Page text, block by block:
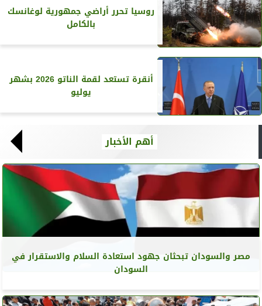
روسيا تحرر أراضي جمهورية لوغانسك
بالكامل
أنقرة تستعد لقمة الناتو 2026 بشهر
يوليو
أهم الأخبار
مصر والسودان تبحثان جهود استعادة السلام والاستقرار في
السودان